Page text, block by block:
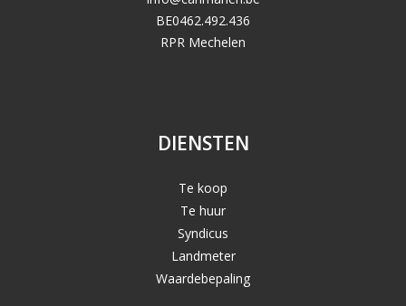
BE0462.492.436
RPR Mechelen
DIENSTEN
Te koop
Te huur
Syndicus
Landmeter
Waardebepaling